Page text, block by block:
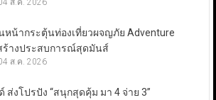
ส.ค. 2026
หน้ากระตุ้นท่องเที่ยวผจญภัย Adventure
ร้างประสบการณ์สุดมันส์
ส.ค. 2026
ส่งโปรปัง “สนุกสุดคุ้ม มา 4 จ่าย 3”